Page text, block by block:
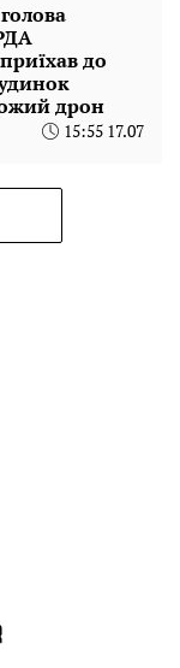
до
дрон
15:55 17.07